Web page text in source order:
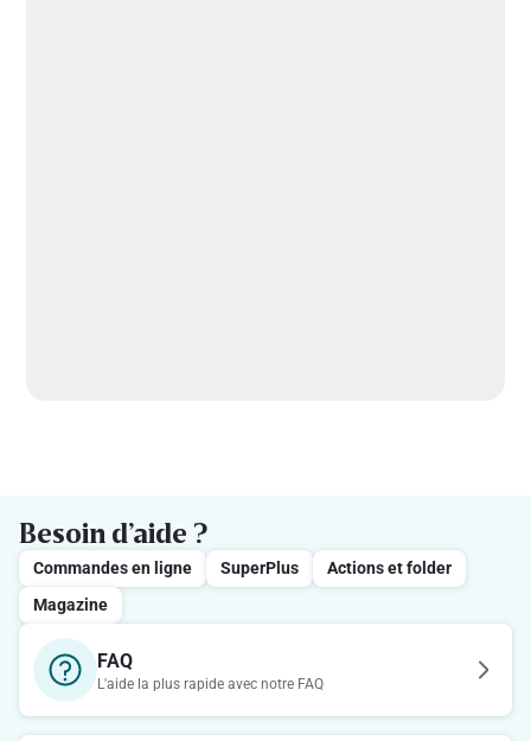
Besoin d’aide ?
Commandes en ligne SuperPlus
Actions et folder
Magazine
FAQ
L'aide la plus rapide avec notre FAQ